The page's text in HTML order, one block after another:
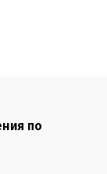
по